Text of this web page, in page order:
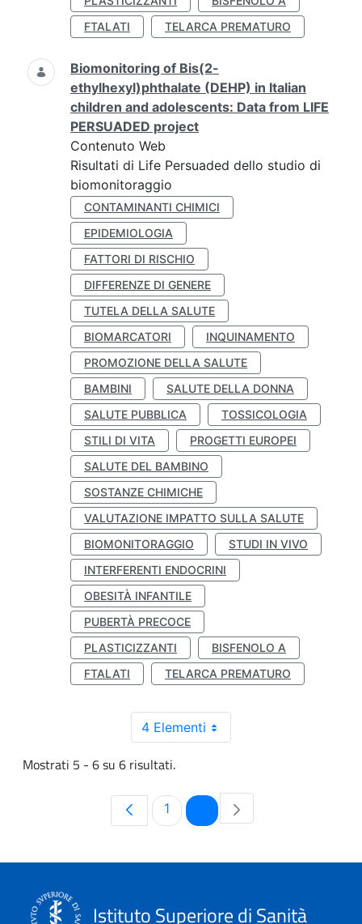
FTALATI
TELARCA PREMATURO
Biomonitoring of Bis(2-
ethylhexyl)phthalate (DEHP) in Italian
children and adolescents: Data from LIFE
PERSUADED project
Contenuto Web
Risultati di Life Persuaded dello studio di
biomonitoraggio
CONTAMINANTI CHIMICI
EPIDEMIOLOGIA
FATTORI DI RISCHIO
DIFFERENZE DI GENERE
TUTELA DELLA SALUTE
BIOMARCATORI
INQUINAMENTO
PROMOZIONE DELLA SALUTE
BAMBINI
SALUTE DELLA DONNA
SALUTE PUBBLICA
TOSSICOLOGIA
STILI DI VITA
PROGETTI EUROPEI
SALUTE DEL BAMBINO
SOSTANZE CHIMICHE
VALUTAZIONE IMPATTO SULLA SALUTE
BIOMONITORAGGIO
STUDI IN VIVO
INTERFERENTI ENDOCRINI
OBESITÀ INFANTILE
PUBERTÀ PRECOCE
PLASTICIZZANTI
BISFENOLO A
FTALATI
TELARCA PREMATURO
4 Elementi
Mostrati 5 - 6 su 6 risultati.
Pagina
1 Pagina
Istituto Superiore di Sanità